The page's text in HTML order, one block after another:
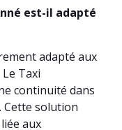
est-il adapté
adapté aux
Taxi
continuité dans
Cette solution
aux